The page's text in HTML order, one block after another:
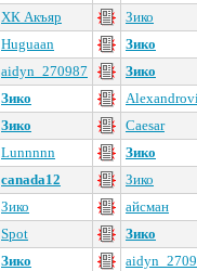
ХК Акъяр
Зико
Huguaan
Зико
aidyn_270987
Зико
Зико
Зико
Caesar
Lunnnnn
Зико
canada12
Зико
Зико
айсман
Spot
Зико
Зико